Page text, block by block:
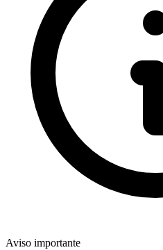
Aviso importante